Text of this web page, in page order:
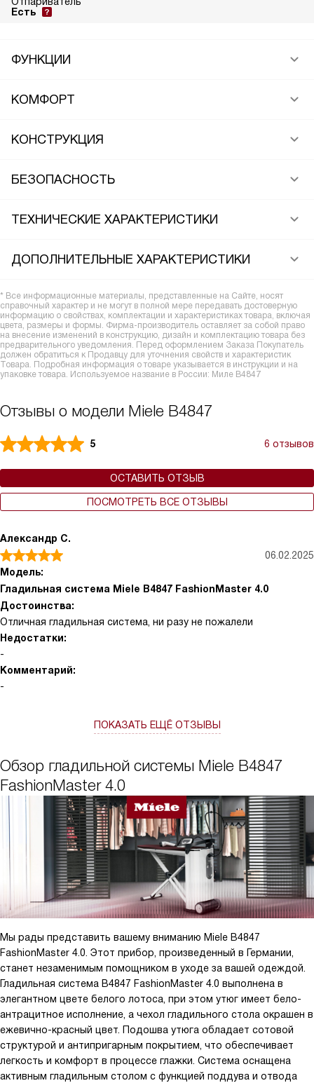
Есть
ФУНКЦИИ
КОМФОРТ
КОНСТРУКЦИЯ
БЕЗОПАСНОСТЬ
ТЕХНИЧЕСКИЕ ХАРАКТЕРИСТИКИ
ДОПОЛНИТЕЛЬНЫЕ ХАРАКТЕРИСТИКИ
* Все информационные материалы, представленные на Сайте, носят
справочный характер и не могут в полной мере передавать достоверную
информацию о свойствах, комплектации и характеристиках товара, включая
цвета, размеры и формы. Фирма-производитель оставляет за собой право
на внесение изменений в конструкцию, дизайн и комплектацию товара без
предварительного уведомления. Перед оформлением Заказа Покупатель
должен обратиться к Продавцу для уточнения свойств и характеристик
Товара. Подробная информация о товаре указывается в инструкции и на
упаковке товара. Используемое название в России: Миле B4847
Отзывы о модели Miele B4847
5 6 отзывов
ОСТАВИТЬ ОТЗЫВ
ПОСМОТРЕТЬ ВСЕ ОТЗЫВЫ
Александр С.
06.02.2025
Модель:
Гладильная система Miele B4847 FashionMaster 4.0
Достоинства:
Отличная гладильная система, ни разу не пожалели
Недостатки:
-
Комментарий:
-
ПОКАЗАТЬ ЕЩЁ ОТЗЫВЫ
Обзор гладильной системы Miele B4847
FashionMaster 4.0
Мы рады представить вашему вниманию Miele B4847
FashionMaster 4.0. Этот прибор, произведенный в Германии,
станет незаменимым помощником в уходе за вашей одеждой.
Гладильная система B4847 FashionMaster 4.0 выполнена в
элегантном цвете белого лотоса, при этом утюг имеет бело-
антрацитное исполнение, а чехол гладильного стола окрашен в
ежевично-красный цвет. Подошва утюга обладает сотовой
структурой и антипригарным покрытием, что обеспечивает
легкость и комфорт в процессе глажки. Система оснащена
активным гладильным столом с функцией поддува и отвода